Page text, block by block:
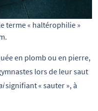
terme « haltérophilie »
en plomb ou en pierre,
lors de leur saut
signifiant « sauter », à